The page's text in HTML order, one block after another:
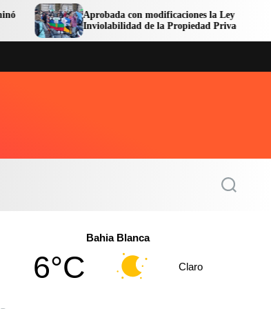
Aprobada con modificaciones la Ley de
Inviolabilidad de la Propiedad Privada
S
Bahia Blanca
6°C Claro